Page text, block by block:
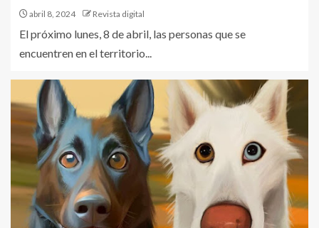
abril 8, 2024 Revista digital
El próximo lunes, 8 de abril, las personas que se
encuentren en el territorio...